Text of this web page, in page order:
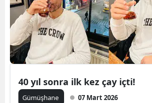
Denizli
Diyarbakır
Edirne
40 yıl sonra ilk kez çay içti!
Gümüşhane 07 Mart 2026